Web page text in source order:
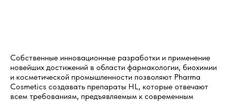
Собственные инновационные разработки и применение
новейших достижений в области фармакологии, биохимии
и косметической промышленности позволяют Pharma
Cosmetics создавать препараты HL, которые отвечают
всем требованиям, предъявляемым к современным